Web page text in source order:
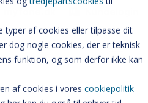
typer af cookies eller tilpasse dit
dog nogle cookies, der er teknisk
funktion, og som derfor ikke kan
af cookies i vores cookiepolitik